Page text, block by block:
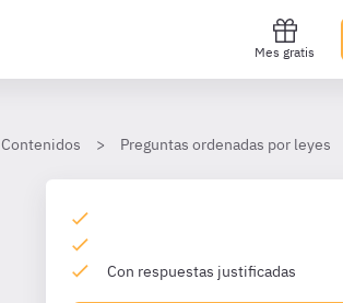
Mes gratis
Contenidos Preguntas ordenadas por leyes
Con respuestas justificadas